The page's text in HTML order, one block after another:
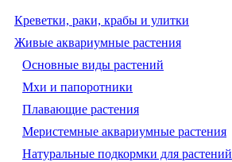
Креветки, раки, крабы и улитки
Живые аквариумные растения
Основные виды растений
Мхи и папоротники
Плавающие растения
Меристемные аквариумные растения
Натуральные подкормки для растений